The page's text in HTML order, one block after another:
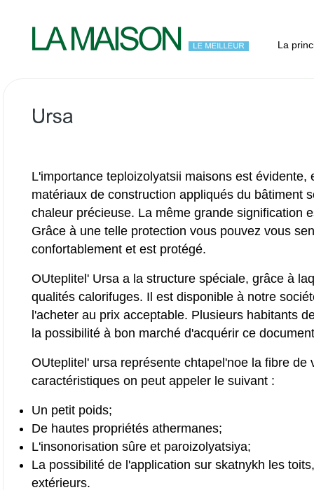
La
L'importance teploizolyatsii maisons est évidente,
matériaux de construction appliqués du bâtiment
chaleur précieuse. La même grande signification
Grâce à une telle protection vous pouvez vous
confortablement et est protégé.
OUteplitel' Ursa a la structure spéciale, grâce à
qualités calorifuges. Il est disponible à notre
l'acheter au prix acceptable. Plusieurs habitants
la possibilité à bon marché d'acquérir ce
OUteplitel' ursa représente chtapel'noe la fibre de
caractéristiques on peut appeler le suivant :
Un petit poids;
De hautes propriétés athermanes;
L'insonorisation sûre et paroizolyatsiya;
La possibilité de l'application sur skatnykh les
extérieurs.